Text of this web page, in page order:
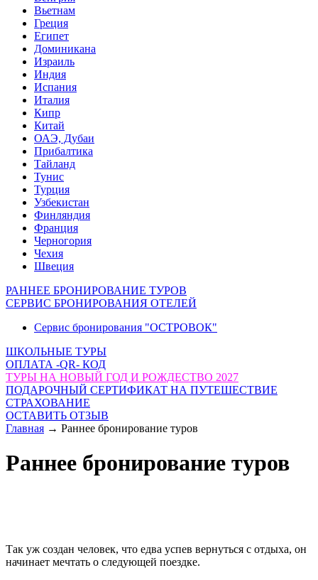
Вьетнам
Греция
Египет
Доминикана
Израиль
Индия
Испания
Италия
Кипр
Китай
ОАЭ, Дубаи
Прибалтика
Тайланд
Тунис
Турция
Узбекистан
Финляндия
Франция
Черногория
Чехия
Швеция
РАННЕЕ БРОНИРОВАНИЕ ТУРОВ
СЕРВИС БРОНИРОВАНИЯ ОТЕЛЕЙ
Сервис бронирования "ОСТРОВОК"
ШКОЛЬНЫЕ ТУРЫ
ОПЛАТА -QR- КОД
ТУРЫ НА НОВЫЙ ГОД И РОЖДЕСТВО 2027
ПОДАРОЧНЫЙ СЕРТИФИКАТ НА ПУТЕШЕСТВИЕ
СТРАХОВАНИЕ
ОСТАВИТЬ ОТЗЫВ
Главная → Раннее бронирование туров
Раннее бронирование туров
Так уж создан человек, что едва успев вернуться с отдыха, он
начинает мечтать о следующей поездке.